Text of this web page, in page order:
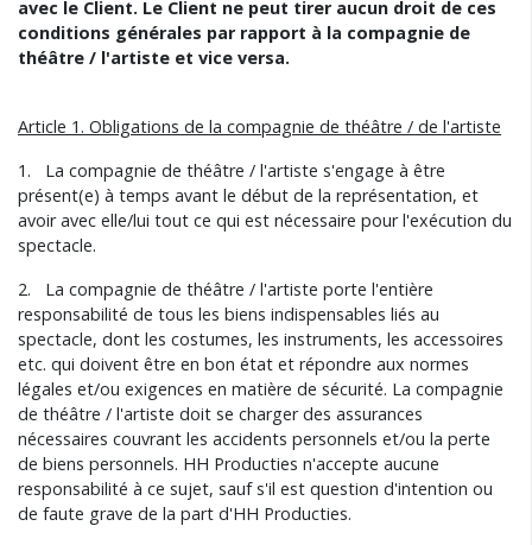
avec le Client. Le Client ne peut tirer aucun droit de ces
conditions générales par rapport à la compagnie de
théâtre / l'artiste et vice versa.
Article 1. Obligations de la compagnie de théâtre / de l'artiste
1. La compagnie de théâtre / l'artiste s'engage à être
présent(e) à temps avant le début de la représentation, et
avoir avec elle/lui tout ce qui est nécessaire pour l'exécution du
spectacle.
2. La compagnie de théâtre / l'artiste porte l'entière
responsabilité de tous les biens indispensables liés au
spectacle, dont les costumes, les instruments, les accessoires
etc. qui doivent être en bon état et répondre aux normes
légales et/ou exigences en matière de sécurité. La compagnie
de théâtre / l'artiste doit se charger des assurances
nécessaires couvrant les accidents personnels et/ou la perte
de biens personnels. HH Producties n'accepte aucune
responsabilité à ce sujet, sauf s'il est question d'intention ou
de faute grave de la part d'HH Producties.